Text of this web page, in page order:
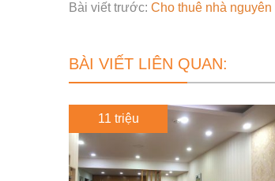
Bài viết trước: Cho thuê nhà
BÀI VIẾT LIÊN QUAN:
11 triệu